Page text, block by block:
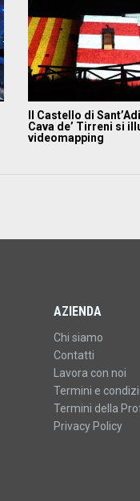
Il Castello di
Cava de’ Tirreni si
videomapping
AZIENDA
Chi siamo
Contatti
Lavora con noi
Termini e
Termini della
Privacy Policy